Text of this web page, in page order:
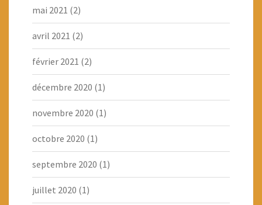
mai 2021 (2)
avril 2021 (2)
février 2021 (2)
décembre 2020 (1)
novembre 2020 (1)
octobre 2020 (1)
septembre 2020 (1)
juillet 2020 (1)